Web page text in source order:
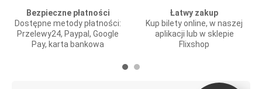
Bezpieczne płatności
Dostępne metody płatności:
Przelewy24, Paypal, Google
Pay, karta bankowa
Łatwy zakup
Kup bilety online, w naszej
aplikacji lub w sklepie
Flixshop